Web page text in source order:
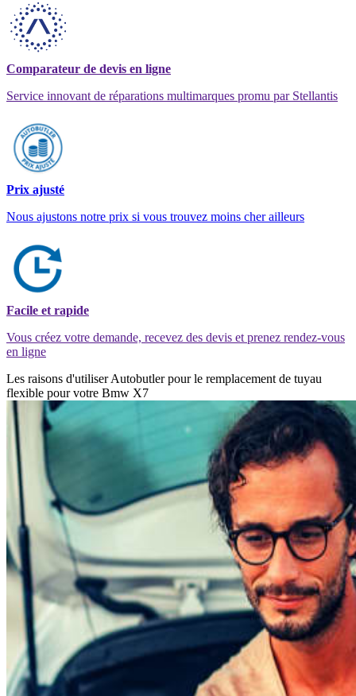
Comparateur de devis en ligne
Service innovant de réparations multimarques promu par Stellantis
Prix ajusté
Nous ajustons notre prix si vous trouvez moins cher ailleurs
Facile et rapide
Vous créez votre demande, recevez des devis et prenez rendez-vous
en ligne
Les raisons d'utiliser Autobutler pour le remplacement de tuyau
flexible pour votre Bmw X7